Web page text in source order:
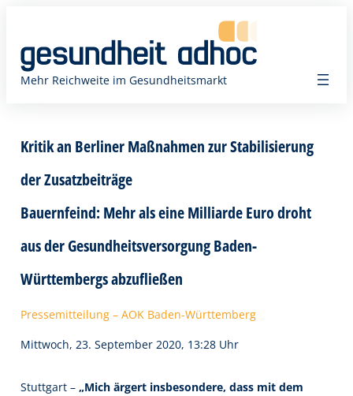
springen
Mehr Reichweite im Gesundheitsmarkt
Kritik an Berliner Maßnahmen zur Stabilisierung
der Zusatzbeiträge
Bauernfeind: Mehr als eine Milliarde Euro droht
aus der Gesundheitsversorgung Baden-
Württembergs abzufließen
Pressemitteilung – AOK Baden-Württemberg
Mittwoch, 23. September 2020, 13:28 Uhr
Stuttgart – „Mich ärgert insbesondere, dass mit dem